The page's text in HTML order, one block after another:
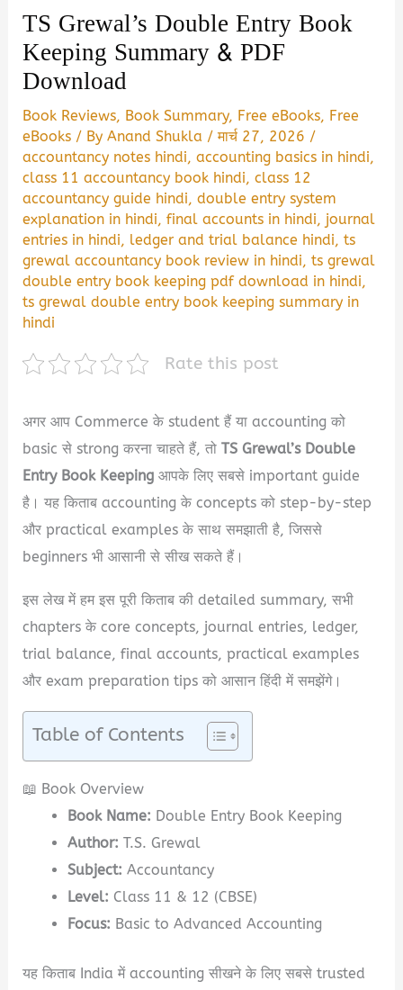
TS Grewal’s Double Entry Book
Keeping Summary & PDF
Download
Book Reviews, Book Summary, Free eBooks, Free
eBooks / ByAnand Shukla /मार्च 27, 2026 /
accountancy notes hindi,accounting basics in hindi,
class 11 accountancy book hindi,class 12
accountancy guide hindi,double entry system
explanation in hindi,final accounts in hindi, journal
entries in hindi, ledger and trial balance hindi,ts
grewal accountancy book review in hindi,ts grewal
double entry book keeping pdf download in hindi,
ts grewal double entry book keeping summary in
hindi
Rate this post
अगर आप Commerce के student हैं या accounting को
basic से strong करना चाहते हैं, तोTS Grewal’s Double
Entry Book Keepingआपके लिए सबसे important guide
है। यह किताब accounting के concepts को step-by-step
और practical examples के साथ समझाती है, जिससे
beginners भी आसानी से सीख सकते हैं।
इस लेख में हम इस पूरी किताब की detailed summary, सभी
chapters के core concepts, journal entries, ledger,
trial balance, final accounts, practical examples
और exam preparation tips को आसान हिंदी में समझेंगे।
Table of Contents
📖 Book Overview
Book Name: Double Entry Book Keeping
Author: T.S. Grewal
Subject: Accountancy
Level: Class 11 & 12 (CBSE)
Focus: Basic to Advanced Accounting
यह किताब India में accounting सीखने के लिए सबसे trusted